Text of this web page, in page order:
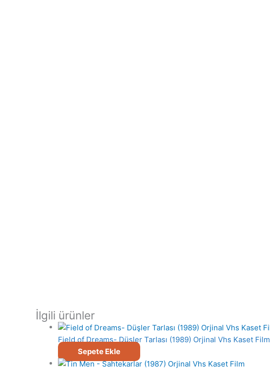
İlgili ürünler
Field of Dreams- Düşler Tarlası (1989) Orjinal Vhs Kaset Film
Sepete Ekle